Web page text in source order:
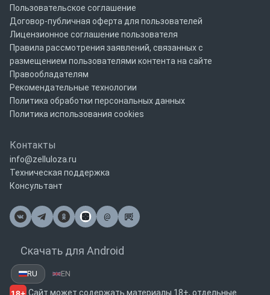
Пользовательское соглашение
Договор-публичная оферта для пользователей
Лицензионное соглашение пользователя
Правила рассмотрения заявлений, связанных с
размещением пользователями контента на сайте
Правообладателям
Рекомендательные технологии
Политика обработки персональных данных
Политика использования cookies
Контакты
info@zelluloza.ru
Техническая поддержка
Консультант
@
Почта
Скачать для Android
RU EN
Сайт может содержать материалы 18+, отдельные